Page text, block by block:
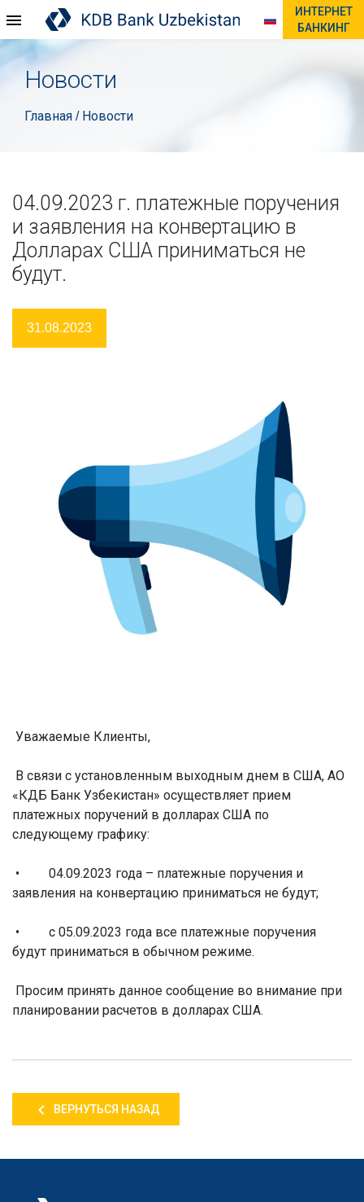
ИНТЕРНЕТ
БАНКИНГ
Новости
Главная / Новости
04.09.2023 г. платежные поручения
и заявления на конвертацию в
Долларах США приниматься не
будут.
31.08.2023
Уважаемые Клиенты,
В связи с установленным выходным днем в США, АО
«КДБ Банк Узбекистан» осуществляет прием
платежных поручений в долларах США по
следующему графику:
• 04.09.2023 года – платежные поручения и
заявления на конвертацию приниматься не будут;
• с 05.09.2023 года все платежные поручения
будут приниматься в обычном режиме.
Просим принять данное сообщение во внимание при
планировании расчетов в долларах США.
ВЕРНУТЬСЯ НАЗАД